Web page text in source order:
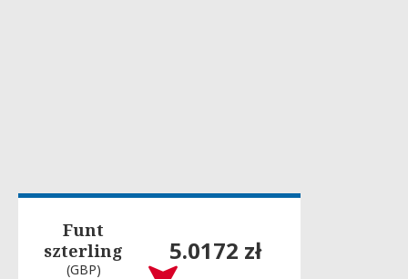
Funt
szterling
(GBP)
5.0172 zł